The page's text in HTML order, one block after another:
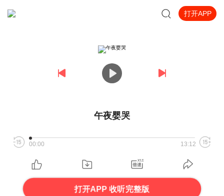
打开APP
午夜婴哭
00:00 13:12
打开APP 收听完整版